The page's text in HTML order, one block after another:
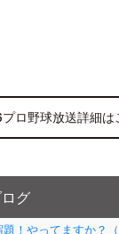
ロ野球放送詳細は
グ